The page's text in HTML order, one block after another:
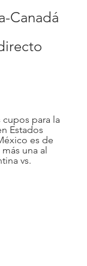
Canadá
para la
Estados
es de
una al
vs.